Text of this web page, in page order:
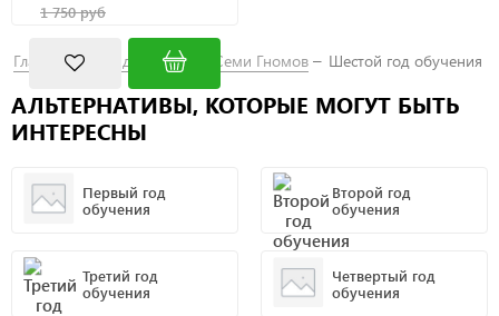
1 750 руб
Главная Бренды Школа Семи Гномов Шестой год обучения
АЛЬТЕРНАТИВЫ, КОТОРЫЕ МОГУТ БЫТЬ
ИНТЕРЕСНЫ
Первый год
обучения
Второй год
обучения
Третий год
обучения
Четвертый год
обучения